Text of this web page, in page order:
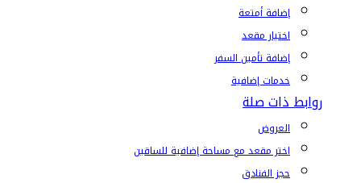
إضافة أمتعة
اختيار مقعد
إضافة تأمين السفر
خدمات إضافية
روابط ذات صلة
العروض
اختر مقعد مع مساحة إضافية للساقين
حجز الفنادق